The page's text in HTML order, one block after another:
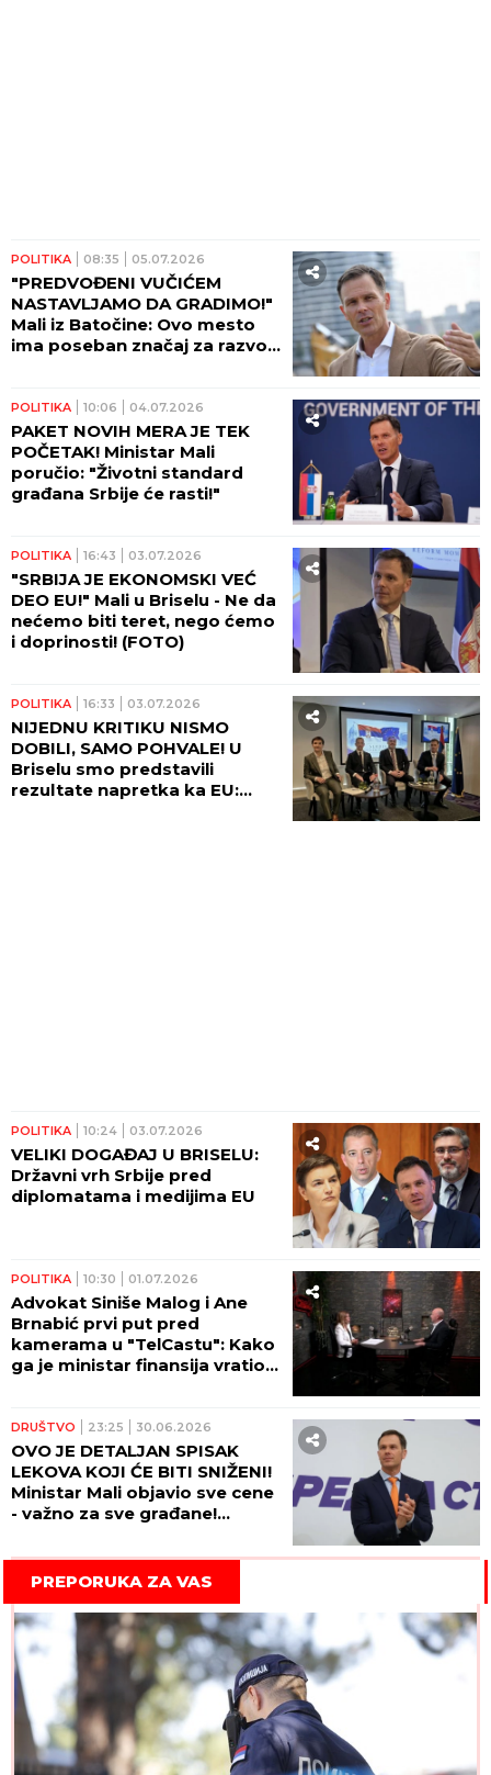
POLITIKA 08:35 05.07.2026
"PREDVOĐENI VUČIĆEM
NASTAVLJAMO DA GRADIMO!"
Mali iz Batočine: Ovo mesto
ima poseban značaj za razvoj
POLITIKA 10:06 04.07.2026
PAKET NOVIH MERA JE TEK
POČETAK! Ministar Mali
poručio: "Životni standard
građana Srbije će rasti!"
POLITIKA 16:43 03.07.2026
"SRBIJA JE EKONOMSKI VEĆ
DEO EU!" Mali u Briselu - Ne da
nećemo biti teret, nego ćemo
i doprinosti! (FOTO)
POLITIKA 16:33 03.07.2026
NIJEDNU KRITIKU NISMO
DOBILI, SAMO POHVALE! U
Briselu smo predstavili
rezultate napretka ka EU:
POLITIKA 10:24 03.07.2026
VELIKI DOGAĐAJ U BRISELU:
Državni vrh Srbije pred
diplomatama i medijima EU
POLITIKA 10:30 01.07.2026
Advokat Siniše Malog i Ane
Brnabić prvi put pred
kamerama u "TelCastu": Kako
ga je ministar finansija vratio
DRUŠTVO 23:25 30.06.2026
OVO JE DETALJAN SPISAK
LEKOVA KOJI ĆE BITI SNIŽENI!
Ministar Mali objavio sve cene
- važno za sve građane!
PREPORUKA ZA VAS